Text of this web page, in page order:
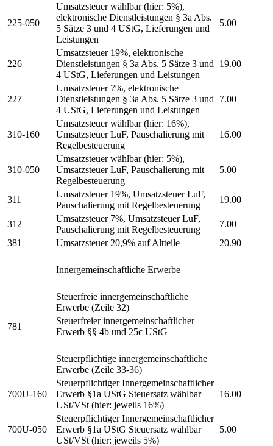
225-050
Umsatzsteuer wählbar (hier: 5%),
elektronische Dienstleistungen § 3a Abs.
5 Sätze 3 und 4 UStG, Lieferungen und
Leistungen
5.00
226
Umsatzsteuer 19%, elektronische
Dienstleistungen § 3a Abs. 5 Sätze 3 und
4 UStG, Lieferungen und Leistungen
19.00
227
Umsatzsteuer 7%, elektronische
Dienstleistungen § 3a Abs. 5 Sätze 3 und
4 UStG, Lieferungen und Leistungen
7.00
310-160
Umsatzsteuer wählbar (hier: 16%),
Umsatzsteuer LuF, Pauschalierung mit
Regelbesteuerung
16.00
310-050
Umsatzsteuer wählbar (hier: 5%),
Umsatzsteuer LuF, Pauschalierung mit
Regelbesteuerung
5.00
311
Umsatzsteuer 19%, Umsatzsteuer LuF,
Pauschalierung mit Regelbesteuerung
19.00
312
Umsatzsteuer 7%, Umsatzsteuer LuF,
Pauschalierung mit Regelbesteuerung
7.00
381
Umsatzsteuer 20,9% auf Altteile 20.90
Innergemeinschaftliche Erwerbe
Steuerfreie innergemeinschaftliche
Erwerbe (Zeile 32)
781
Steuerfreier innergemeinschaftlicher
Erwerb §§ 4b und 25c UStG
Steuerpflichtige innergemeinschaftliche
Erwerbe (Zeile 33-36)
700U-160
Steuerpflichtiger Innergemeinschaftlicher
Erwerb §1a UStG Steuersatz wählbar
USt/VSt (hier: jeweils 16%)
16.00
700U-050
Steuerpflichtiger Innergemeinschaftlicher
Erwerb §1a UStG Steuersatz wählbar
USt/VSt (hier: jeweils 5%)
5.00